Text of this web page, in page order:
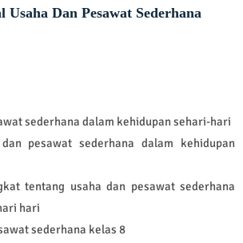
Usaha Dan Pesawat Sederhana
sederhana dalam kehidupan sehari-hari
pesawat sederhana dalam kehidupan
tentang usaha dan pesawat sederhana
hari
sederhana kelas 8